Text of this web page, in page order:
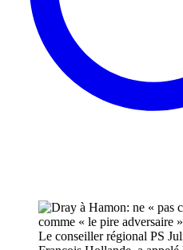
Le conseiller régional PS